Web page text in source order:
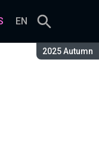
Сезон:
2025 Autumn
EN